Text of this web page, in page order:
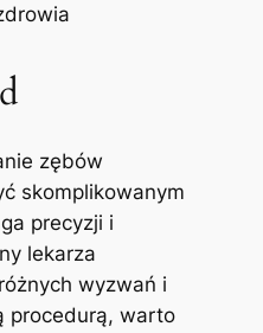
zębów
skomplikowanym
precyzji i
lekarza
wyzwań i
procedurą,⁤ warto